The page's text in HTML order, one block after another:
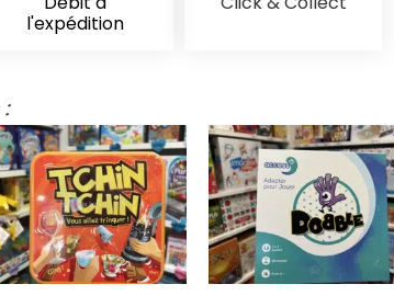
l'expédition